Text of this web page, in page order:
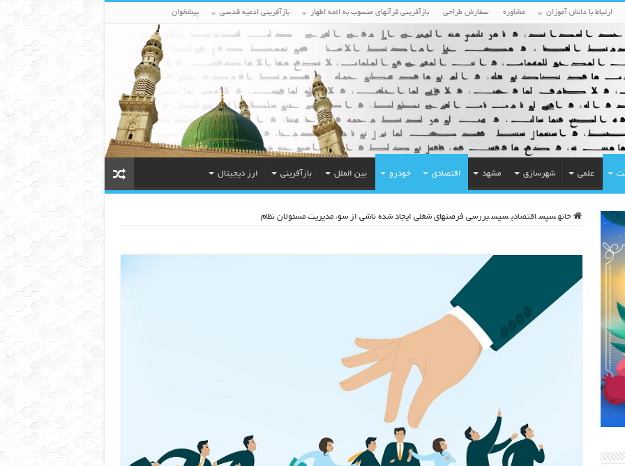
ارتباط با دانش آموزان مشاوره سفارش طراحی بازآفرینی قرآنهای منسوب به ائمه اطهار بازآفرینی ادعیه قدسی پیشخوان
علمی شهرسازی مشهد اقتصادی خودرو بین الملل بازآفرینی ارز دیجیتال
خانه سپس اقتصادی سپس بررسی فرصتهای شغلی ایجاد شده ناشی از سوء مدیریت مسئولان نظام